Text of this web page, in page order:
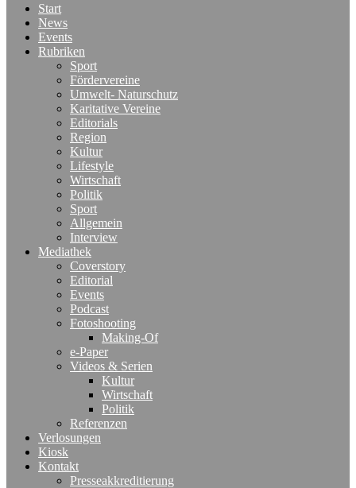
Start
News
Events
Rubriken
Sport
Fördervereine
Umwelt- Naturschutz
Karitative Vereine
Editorials
Region
Kultur
Lifestyle
Wirtschaft
Politik
Sport
Allgemein
Interview
Mediathek
Coverstory
Editorial
Events
Podcast
Fotoshooting
Making-Of
e-Paper
Videos & Serien
Kultur
Wirtschaft
Politik
Referenzen
Verlosungen
Kiosk
Kontakt
Presseakkreditierung